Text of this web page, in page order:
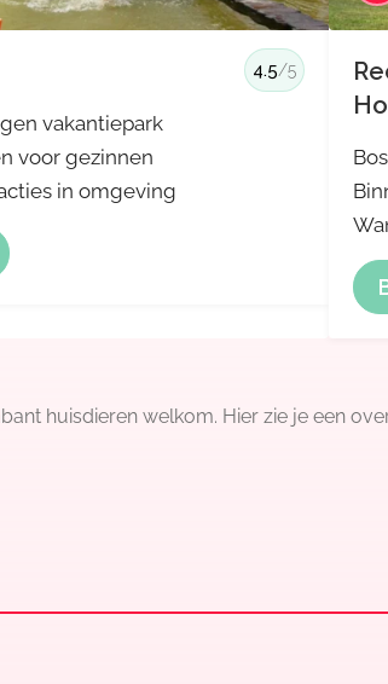
4.5/5
vakantiepark
voor gezinnen
in omgeving
huisdieren welkom. Hier zie je een